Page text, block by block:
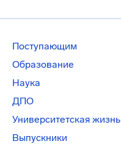
Поступающим
Образование
Наука
ДПО
Университетская жизнь
Выпускники